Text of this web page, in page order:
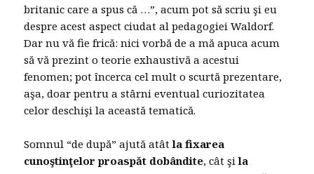
britanic care a spus că …”, acum pot să scriu şi eu
despre acest aspect ciudat al pedagogiei Waldorf.
Dar nu vă fie frică: nici vorbă de a mă apuca acum
să vă prezint o teorie exhaustivă a acestui
fenomen; pot încerca cel mult o scurtă prezentare,
aşa, doar pentru a stârni eventual curiozitatea
celor deschişi la această tematică.
Somnul “de după” ajută atâtla fixarea
cunoştinţelor proaspăt dobândite, cât şila